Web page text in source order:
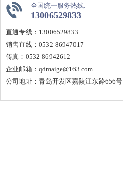
全国统一服务热线:
13006529833
直通专线：13006529833
销售直线：0532-86947017
传真：0532-86942612
企业邮箱：qdmaige@163.com
公司地址：青岛开发区嘉陵江东路656号